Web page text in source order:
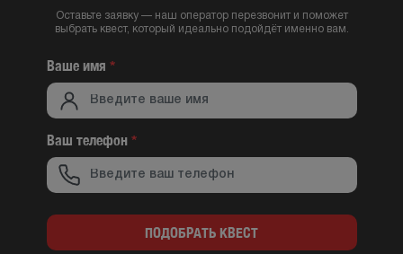
Оставьте заявку — наш оператор перезвонит и поможет
выбрать квест, который идеально подойдёт именно вам.
Ваше имя *
Ваш телефон*
ПОДОБРАТЬ КВЕСТ